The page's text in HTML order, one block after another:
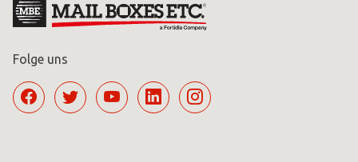
Folge uns